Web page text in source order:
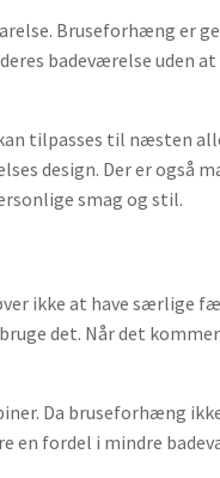
Bruseforhæng er
badeværelse uden
tilpasses til næsten
design. Der er også
smag og stil.
ikke at have
det. Når det
Da bruseforhæng
en fordel i mindre